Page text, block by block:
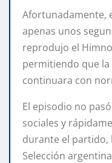
Afortunadamente,
apenas unos
reprodujo el
permitiendo que
continuara con
El episodio no
sociales y
durante el partido,
Selección